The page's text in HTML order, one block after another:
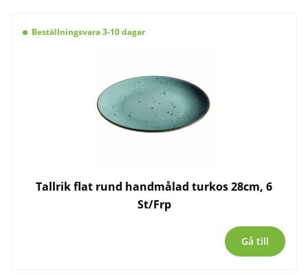
Beställningsvara 3-10 dagar
Tallrik flat rund handmålad turkos 28cm, 6
St/Frp
Gå till